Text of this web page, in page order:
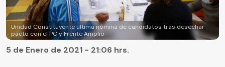
Unidad Constituyente ultima nómina de candidatos tras desechar
pacto con el PC y Frente Amplio
5 de Enero de 2021 - 21:06 hrs.